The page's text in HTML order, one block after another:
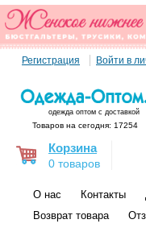
Регистрация Войти в
одежда оптом с доставкой
Товаров на сегодня: 17254
Корзина
0 товаров
О нас Контакты
Возврат товара